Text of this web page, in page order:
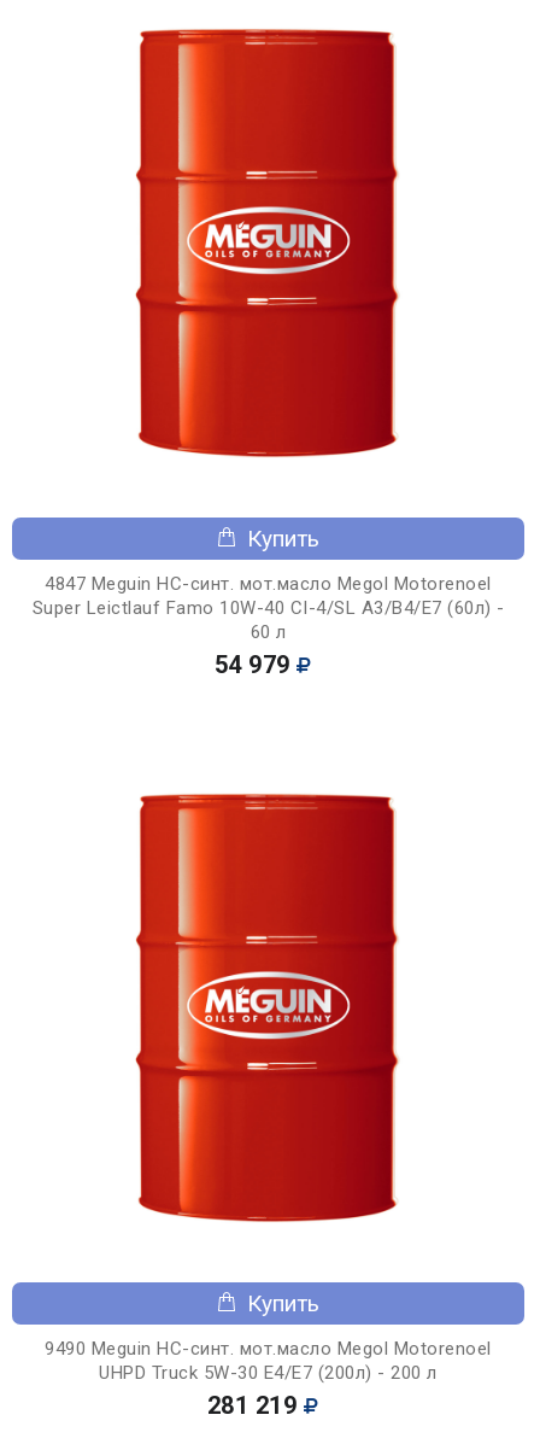
Купить
4847 Meguin НС-синт. мот.масло Megol Motorenoel
Super Leictlauf Famo 10W-40 CI-4/SL A3/B4/E7 (60л) -
60 л
54 979
Купить
9490 Meguin НС-синт. мот.масло Megol Motorenoel
UHPD Truck 5W-30 E4/E7 (200л) - 200 л
281 219